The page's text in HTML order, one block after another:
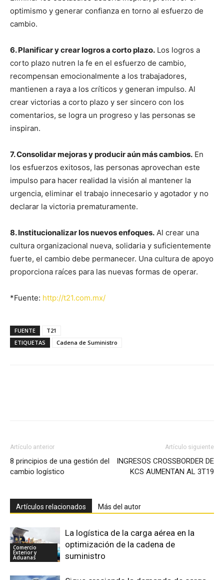
optimismo y generar confianza en torno al esfuerzo de
cambio.
6. Planificar y crear logros a corto plazo. Los logros a
corto plazo nutren la fe en el esfuerzo de cambio,
recompensan emocionalmente a los trabajadores,
mantienen a raya a los críticos y generan impulso. Al
crear victorias a corto plazo y ser sincero con los
comentarios, se logra un progreso y las personas se
inspiran.
7. Consolidar mejoras y producir aún más cambios. En
los esfuerzos exitosos, las personas aprovechan este
impulso para hacer realidad la visión al mantener la
urgencia, eliminar el trabajo innecesario y agotador y no
declarar la victoria prematuramente.
8. Institucionalizar los nuevos enfoques. Al crear una
cultura organizacional nueva, solidaria y suficientemente
fuerte, el cambio debe permanecer. Una cultura de apoyo
proporciona raíces para las nuevas formas de operar.
*Fuente: http://t21.com.mx/
FUENTE
T21
ETIQUETAS
Cadena de Suministro
Artículo anterior
8 principios de una gestión del
cambio logístico
Artículo siguiente
INGRESOS CROSSBORDER DE
KCS AUMENTAN AL 3T19
Artículos relacionados Más del autor
Comercio
Exterior y
Aduanas
La logística de la carga aérea en la
optimización de la cadena de
suministro